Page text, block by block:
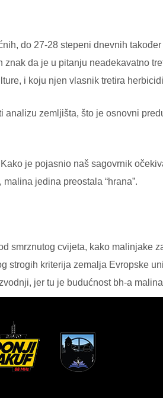
do 27-28 stepeni dnevnih
da je u pitanju neadekavatno
i koju njen vlasnik tretira
zemljišta, što je osnovni
je pojasnio naš sagovrnik
jedina preostala “hrana”.
smrznutog cvijeta, kako malinjake
strogih kriterija zemalja Evropske
jer tu je budućnost bh-a